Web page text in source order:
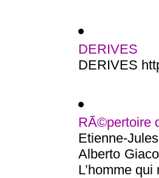
DERIVES
DERIVES
RÃ©pertoire
Etienne-
Alberto
L’homme